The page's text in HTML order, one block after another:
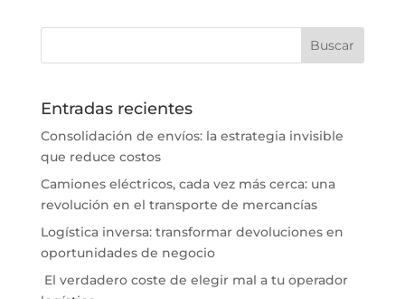
Entradas recientes
Consolidación de envíos: la estrategia invisible
que reduce costos
Camiones eléctricos, cada vez más cerca: una
revolución en el transporte de mercancías
Logística inversa: transformar devoluciones en
oportunidades de negocio
El verdadero coste de elegir mal a tu operador